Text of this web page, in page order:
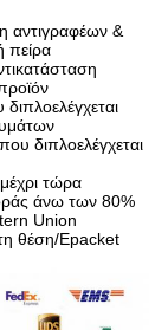
αντιγραφέων &
πείρα
διπλοελέγχεται
τώρα
άνω των 80%
Union
θέση/Epacket